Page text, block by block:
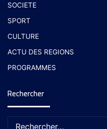
SOCIETE
SPORT
CULTURE
ACTU DES REGIONS
PROGRAMMES
Rechercher